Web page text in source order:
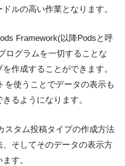
ルの高い作業となります。
Framework(以降Podsと呼
ログラムを一切することな
作成することができます。
を使うことでデータの表示も
るようになります。
スタム投稿タイプの作成方法
そしてそのデータの表示方
す。